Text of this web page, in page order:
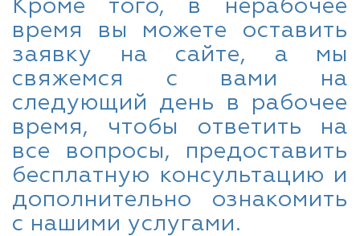
Кроме того, в нерабочее
время вы можете оставить
заявку на сайте, а мы
свяжемся с вами на
следующий день в рабочее
время, чтобы ответить на
все вопросы, предоставить
бесплатную консультацию и
дополнительно ознакомить
с нашими услугами.